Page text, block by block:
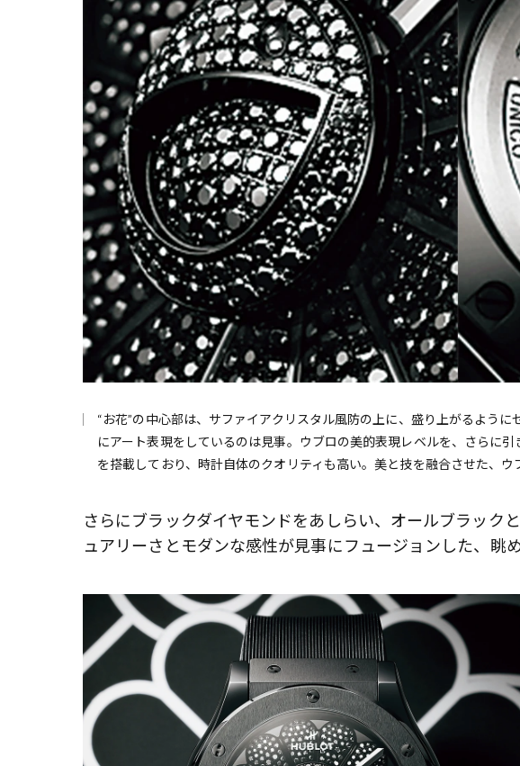
“お花”の中心部は、サファイアクリスタル風防の上に、盛り上がるよう
にアート表現をしているのは見事。ウブロの美的表現レベルを、さらに
を搭載しており、時計自体のクオリティも高い。美と技を融合させた、
さらにブラックダイヤモンドをあしらい、オールブラック
ュアリーさとモダンな感性が見事にフュージョンした、眺